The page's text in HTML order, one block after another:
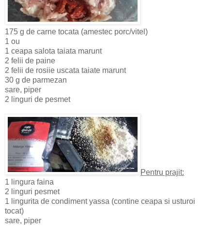
175 g de carne tocata (amestec porc/vitel)
1 ou
1 ceapa salota taiata marunt
2 felii de paine
2 felii de rosiie uscata taiate marunt
30 g de parmezan
sare, piper
2 linguri de pesmet
Pentru prajit:
1 lingura faina
2 linguri pesmet
1 lingurita de condiment yassa (contine ceapa si usturoi
tocat)
sare, piper